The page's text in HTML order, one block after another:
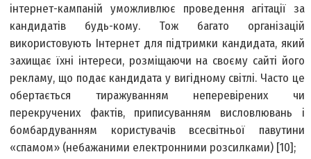
інтернет-кампаній уможливлює проведення агітації за
кандидатів будь-кому. Тож багато організацій
використовують Інтернет для підтримки кандидата, який
захищає їхні інтереси, розміщаючи на своєму сайті його
рекламу, що подає кандидата у вигідному світлі. Часто це
обертається тиражуванням неперевірених чи
перекручених фактів, приписуванням висловлювань і
бомбардуванням користувачів всесвітньої павутини
«спамом» (небажаними електронними розсилками) [10];